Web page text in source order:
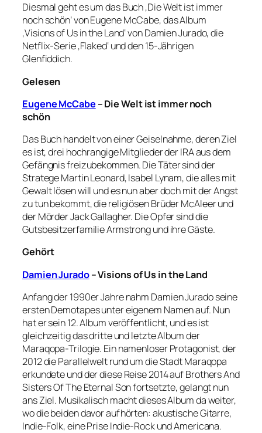
Diesmal geht es um das Buch ‚Die Welt ist immer
noch schön‘ von Eugene McCabe, das Album
‚Visions of Us in the Land‘ von Damien Jurado, die
Netflix-Serie ‚Flaked‘ und den 15-Jährigen
Glenfiddich.
Gelesen
Eugene McCabe – Die Welt ist immer noch
schön
Das Buch handelt von einer Geiselnahme, deren Ziel
es ist, drei hochrangige Mitglieder der IRA aus dem
Gefängnis freizubekommen. Die Täter sind der
Stratege Martin Leonard, Isabel Lynam, die alles mit
Gewalt lösen will und es nun aber doch mit der Angst
zu tun bekommt, die religiösen Brüder McAleer und
der Mörder Jack Gallagher. Die Opfer sind die
Gutsbesitzerfamilie Armstrong und ihre Gäste.
Gehört
Damien Jurado– Visions of Us in the Land
Anfang der 1990er Jahre nahm Damien Jurado seine
ersten Demotapes unter eigenem Namen auf. Nun
hat er sein 12. Album veröffentlicht, und es ist
gleichzeitig das dritte und letzte Album der
Maraqopa-Trilogie. Ein namenloser Protagonist, der
2012 die Parallelwelt rund um die Stadt Maraqopa
erkundete und der diese Reise 2014 auf Brothers And
Sisters Of The Eternal Son fortsetzte, gelangt nun
ans Ziel. Musikalisch macht dieses Album da weiter,
wo die beiden davor aufhörten: akustische Gitarre,
Indie-Folk, eine Prise Indie-Rock und Americana.